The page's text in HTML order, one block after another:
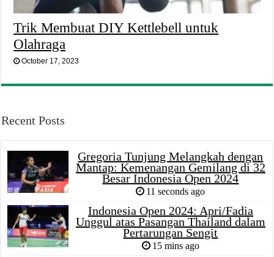
Trik Membuat DIY Kettlebell untuk
Olahraga
October 17, 2023
Recent Posts
Gregoria Tunjung Melangkah dengan
Mantap: Kemenangan Gemilang di 32
Besar Indonesia Open 2024
11 seconds ago
Indonesia Open 2024: Apri/Fadia
Unggul atas Pasangan Thailand dalam
Pertarungan Sengit
15 mins ago